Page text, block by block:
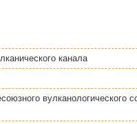
канала
вулканологического